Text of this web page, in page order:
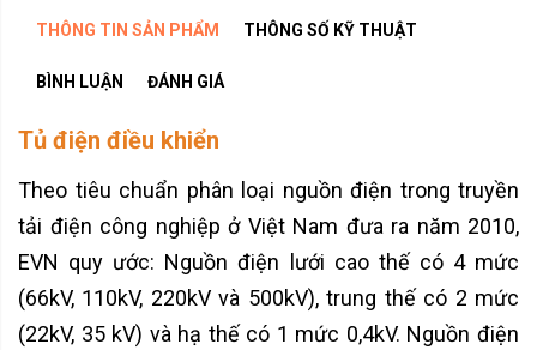
THÔNG TIN SẢN PHẨM THÔNG SỐ KỸ THUẬT
BÌNH LUẬN ĐÁNH GIÁ
Tủ điện điều khiển
Theo tiêu chuẩn phân loại nguồn điện trong truyền
tải điện công nghiệp ở Việt Nam đưa ra năm 2010,
EVN quy ước: Nguồn điện lưới cao thế có 4 mức
(66kV, 110kV, 220kV và 500kV), trung thế có 2 mức
(22kV, 35 kV) và hạ thế có 1 mức 0,4kV. Nguồn điện